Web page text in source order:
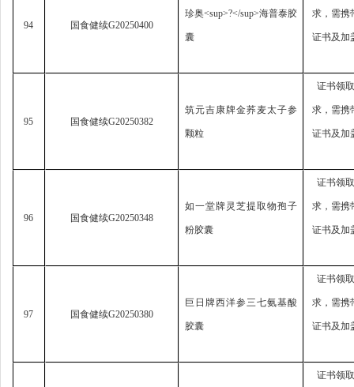
94 国食健续G20250400
珍奥<sup>?</sup>海普泰胶
囊
求， 需携
证书及加
95 国食健续G20250382
筑元吉康牌金荞麦太子参
颗粒
证书领
求， 需携
证书及加
96 国食健续G20250348
如一堂牌灵芝提取物孢子
粉胶囊
证书领
求， 需携
证书及加
97 国食健续G20250380
巨日牌西洋参三七氨基酸
胶囊
证书领
求， 需携
证书及加
证书领